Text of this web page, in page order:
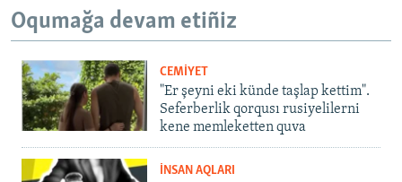
Oqumağa devam etiñiz
CEMİYET
"Er şeyni eki künde taşlap kettim".
Seferberlik qorqusı rusiyelilerni
kene memleketten quva
İNSAN AQLARI